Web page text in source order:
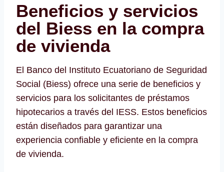
Beneficios y servicios
del Biess en la compra
de vivienda
El Banco del Instituto Ecuatoriano de Seguridad
Social (Biess) ofrece una serie de beneficios y
servicios para los solicitantes de préstamos
hipotecarios a través del IESS. Estos beneficios
están diseñados para garantizar una
experiencia confiable y eficiente en la compra
de vivienda.